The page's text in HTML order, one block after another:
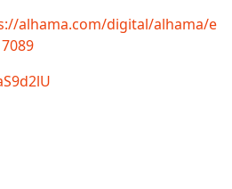
alhama.com/digital/alhama/e